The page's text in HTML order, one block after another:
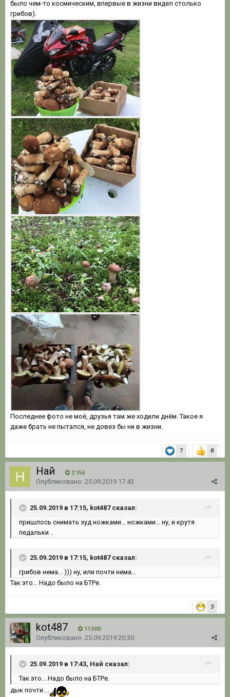
было чем-то космическим, впервые в жизни видел столько
грибов).
Последнее фото не моё, друзья там же ходили днём. Такое я
даже брать не пытался, не довез бы ни в жизни.
7 8
Най 2 156
Опубликовано: 25.09.2019 17:43
25.09.2019 в 17:15, kot487 сказал:
пришлось снимать зуд ножками... ножками... ну, и крутя
педальки ..
25.09.2019 в 17:15, kot487 сказал:
грибов нема... ))) ну, или почти нема...
Так это... Надо было на БТРе.
3
kot487 11 500
Опубликовано: 25.09.2019 20:30
25.09.2019 в 17:43, Най сказал:
Так это... Надо было на БТРе.
дык почти....